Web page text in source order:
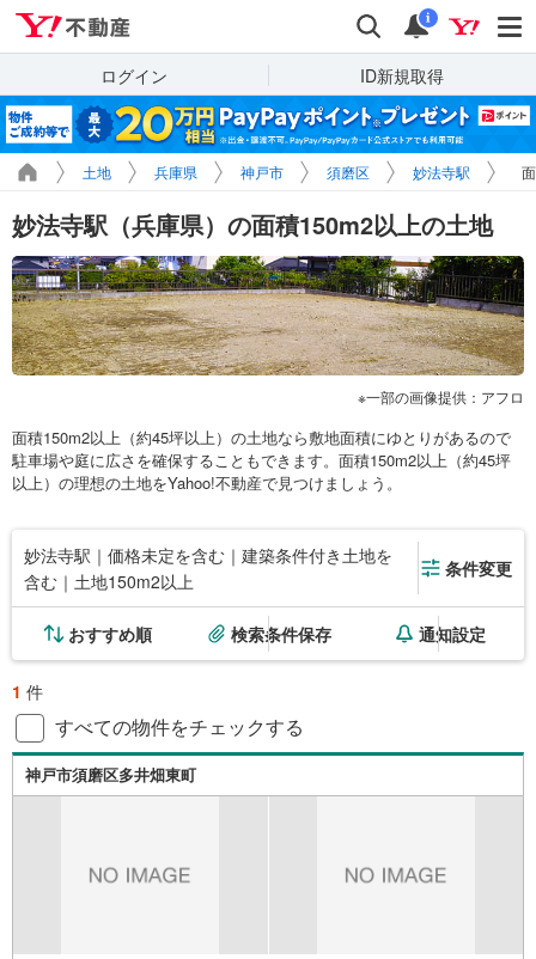
検索 通知
i
ログイン ID新規取得
土地 兵庫県 神戸市 須磨区 妙法寺駅
妙法寺駅（兵庫県）の面積150m2以上の土地
一部の画像提供：アフロ
面積150m2以上（約45坪以上）の土地なら敷地面積にゆとりがあるので
駐車場や庭に広さを確保することもできます。面積150m2以上（約45坪
以上）の理想の土地をYahoo!不動産で見つけましょう。
妙法寺駅｜価格未定を含む｜建築条件付き土地を
含む｜土地150m2以上
条件変更
おすすめ順 検索条件保存 通知設定
1 件
すべての物件をチェックする
神戸市須磨区多井畑東町